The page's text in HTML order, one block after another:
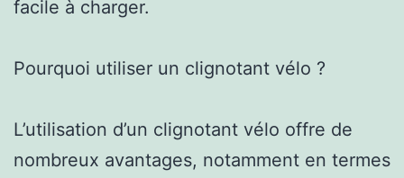
facile à charger.
Pourquoi utiliser un clignotant vélo ?
L’utilisation d’un clignotant vélo offre de
nombreux avantages, notamment en termes